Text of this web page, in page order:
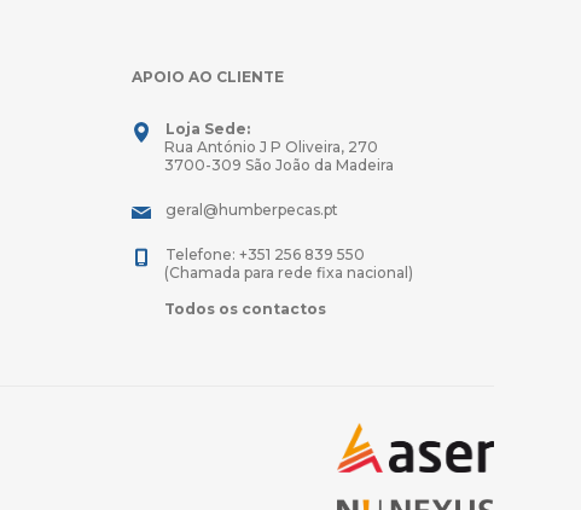
APOIO AO CLIENTE
Loja Sede:
Rua António J P Oliveira, 270
3700-309 São João da Madeira
geral@humberpecas.pt
Telefone: +351 256 839 550
(Chamada para rede fixa nacional)
Todos os contactos